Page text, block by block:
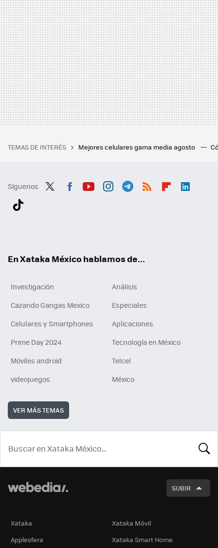
TEMAS DE INTERÉS Mejores celulares gama media agosto
Síguenos
En Xataka México hablamos de...
Investigación
Análisis
Cazando Gangas Mexico
Especiales
Celulares y Smartphones
Aplicaciones
Prime Day 2024
Tecnología en México
Móviles android
Telcel
videojuegos
México
VER MÁS TEMAS
SUBIR
Xataka
Xataka Móvil
Applesfera
Xataka Smart Home